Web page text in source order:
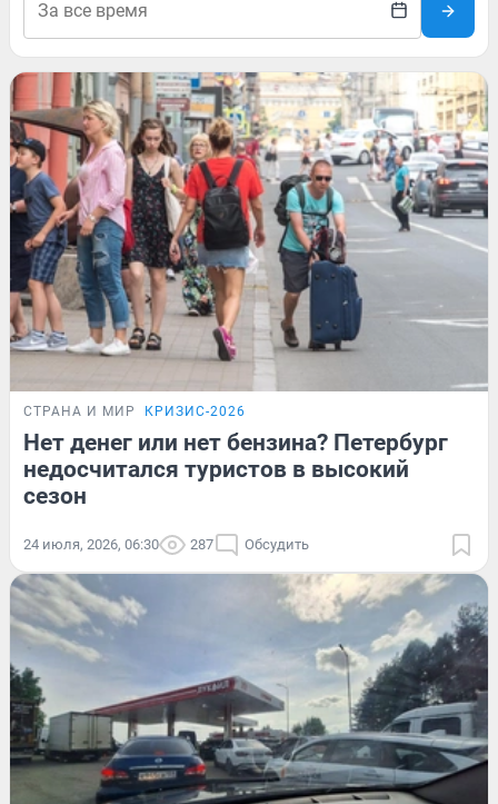
СТРАНА И МИР КРИЗИС-2026
Нет денег или нет бензина? Петербург
недосчитался туристов в высокий
сезон
24 июля, 2026, 06:30 287 Обсудить